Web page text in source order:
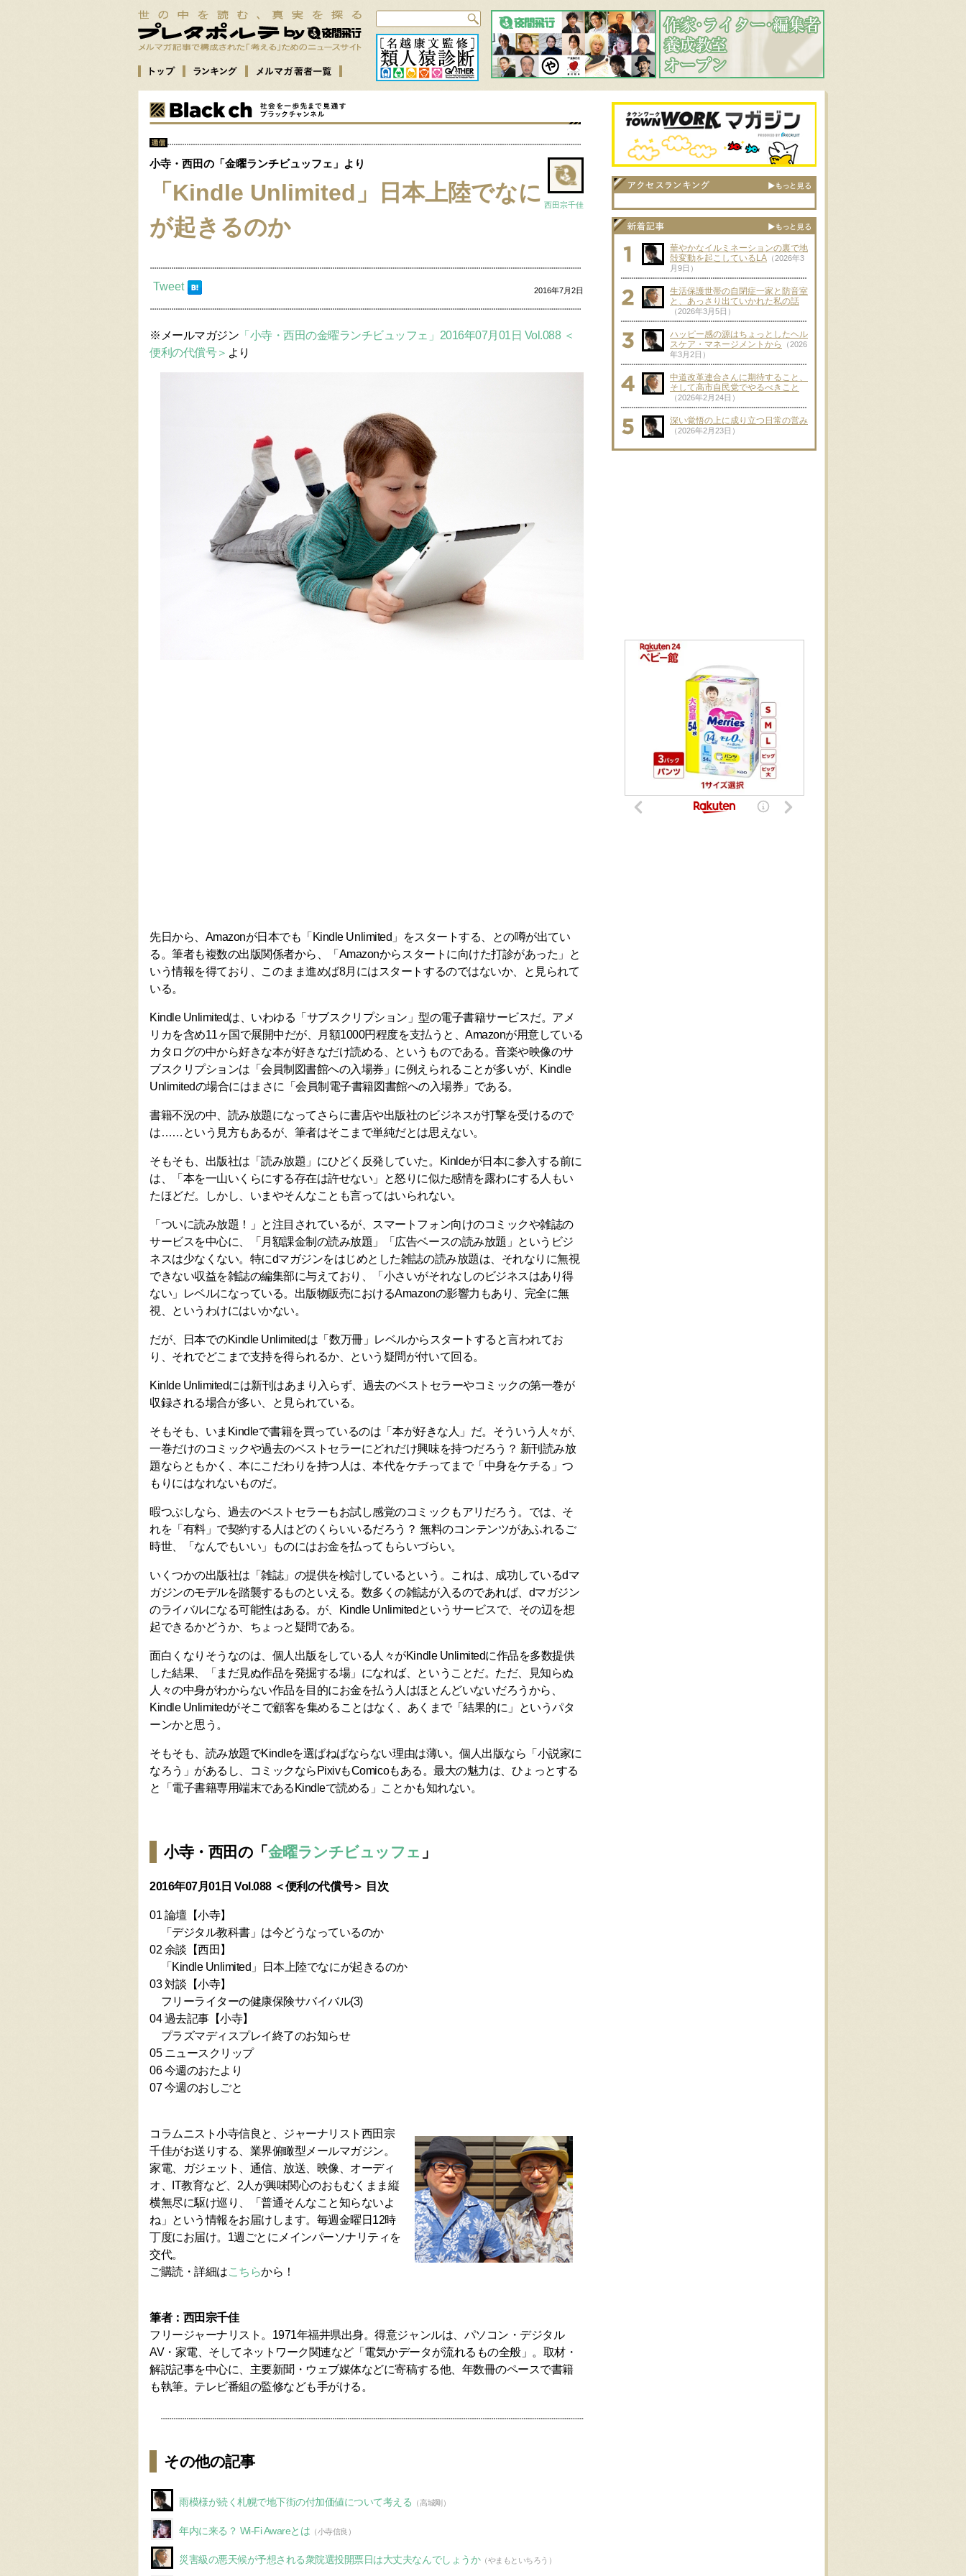
西田宗千佳
小寺・西田の「金曜ランチビュッフェ」より
「Kindle Unlimited」日本上陸でなに
が起きるのか
2016年7月2日
Tweet
※メールマガジン 「小寺・西田の金曜ランチビュッフェ」2016年07月01日 Vol.088 ＜
便利の代償号＞ より
先日から、Amazonが日本でも「Kindle Unlimited」をスタートする、との噂が出てい
る。筆者も複数の出版関係者から、「Amazonからスタートに向けた打診があった」と
いう情報を得ており、このまま進めば8月にはスタートするのではないか、と見られて
いる。
Kindle Unlimitedは、いわゆる「サブスクリプション」型の電子書籍サービスだ。アメ
リカを含め11ヶ国で展開中だが、月額1000円程度を支払うと、Amazonが用意している
カタログの中から好きな本が好きなだけ読める、というものである。音楽や映像のサ
ブスクリプションは「会員制図書館への入場券」に例えられることが多いが、Kindle
Unlimitedの場合にはまさに「会員制電子書籍図書館への入場券」である。
書籍不況の中、読み放題になってさらに書店や出版社のビジネスが打撃を受けるので
は……という見方もあるが、筆者はそこまで単純だとは思えない。
そもそも、出版社は「読み放題」にひどく反発していた。Kinldeが日本に参入する前に
は、「本を一山いくらにする存在は許せない」と怒りに似た感情を露わにする人もい
たほどだ。しかし、いまやそんなことも言ってはいられない。
「ついに読み放題！」と注目されているが、スマートフォン向けのコミックや雑誌の
サービスを中心に、「月額課金制の読み放題」「広告ベースの読み放題」というビジ
ネスは少なくない。特にdマガジンをはじめとした雑誌の読み放題は、それなりに無視
できない収益を雑誌の編集部に与えており、「小さいがそれなしのビジネスはあり得
ない」レベルになっている。出版物販売におけるAmazonの影響力もあり、完全に無
視、というわけにはいかない。
だが、日本でのKindle Unlimitedは「数万冊」レベルからスタートすると言われてお
り、それでどこまで支持を得られるか、という疑問が付いて回る。
Kinlde Unlimitedには新刊はあまり入らず、過去のベストセラーやコミックの第一巻が
収録される場合が多い、と見られている。
そもそも、いまKindleで書籍を買っているのは「本が好きな人」だ。そういう人々が、
一巻だけのコミックや過去のベストセラーにどれだけ興味を持つだろう？ 新刊読み放
題ならともかく、本にこだわりを持つ人は、本代をケチってまで「中身をケチる」つ
もりにはなれないものだ。
暇つぶしなら、過去のベストセラーもお試し感覚のコミックもアリだろう。では、そ
れを「有料」で契約する人はどのくらいいるだろう？ 無料のコンテンツがあふれるご
時世、「なんでもいい」ものにはお金を払ってもらいづらい。
いくつかの出版社は「雑誌」の提供を検討しているという。これは、成功しているdマ
ガジンのモデルを踏襲するものといえる。数多くの雑誌が入るのであれば、dマガジン
のライバルになる可能性はある。が、Kindle Unlimitedというサービスで、その辺を想
起できるかどうか、ちょっと疑問である。
面白くなりそうなのは、個人出版をしている人々がKindle Unlimitedに作品を多数提供
した結果、「まだ見ぬ作品を発掘する場」になれば、ということだ。ただ、見知らぬ
人々の中身がわからない作品を目的にお金を払う人はほとんどいないだろうから、
Kindle Unlimitedがそこで顧客を集めることはなく、あくまで「結果的に」というパタ
ーンかと思う。
そもそも、読み放題でKindleを選ばねばならない理由は薄い。個人出版なら「小説家に
なろう」があるし、コミックならPixivもComicoもある。最大の魅力は、ひょっとする
と「電子書籍専用端末であるKindleで読める」ことかも知れない。
小寺・西田の「 金曜ランチビュッフェ 」
2016年07月01日 Vol.088 ＜便利の代償号＞ 目次
01 論壇【小寺】
「デジタル教科書」は今どうなっているのか
02 余談【西田】
「Kindle Unlimited」日本上陸でなにが起きるのか
03 対談【小寺】
フリーライターの健康保険サバイバル(3)
04 過去記事【小寺】
プラズマディスプレイ終了のお知らせ
05 ニュースクリップ
06 今週のおたより
07 今週のおしごと
コラムニスト小寺信良と、ジャーナリスト西田宗
千佳がお送りする、業界俯瞰型メールマガジン。
家電、ガジェット、通信、放送、映像、オーディ
オ、IT教育など、2人が興味関心のおもむくまま縦
横無尽に駆け巡り、「普通そんなこと知らないよ
ね」という情報をお届けします。毎週金曜日12時
丁度にお届け。1週ごとにメインパーソナリティを
交代。
ご購読・詳細はこちらから！
筆者：西田宗千佳
フリージャーナリスト。1971年福井県出身。得意ジャンルは、パソコン・デジタル
AV・家電、そしてネットワーク関連など「電気かデータが流れるもの全般」。取材・
解説記事を中心に、主要新聞・ウェブ媒体などに寄稿する他、年数冊のペースで書籍
も執筆。テレビ番組の監修なども手がける。
その他の記事
雨模様が続く札幌で地下街の付加価値について考える （高城剛）
年内に来る？ Wi-Fi Awareとは （小寺信良）
災害級の悪天候が予想される衆院選投開票日は大丈夫なんでしょうか（やまもといちろう）
華やかなイルミネーションの裏で地
殻変動を起こしているLA （2026年3
月9日）
生活保護世帯の自閉症一家と防音室
と、あっさり出ていかれた私の話
（2026年3月5日）
ハッピー感の源はちょっとしたヘル
スケア・マネージメントから
（2026
年3月2日）
中道改革連合さんに期待すること、
そして高市自民党でやるべきこと
（2026年2月24日）
深い覚悟の上に成り立つ日常の営み
（2026年2月23日）